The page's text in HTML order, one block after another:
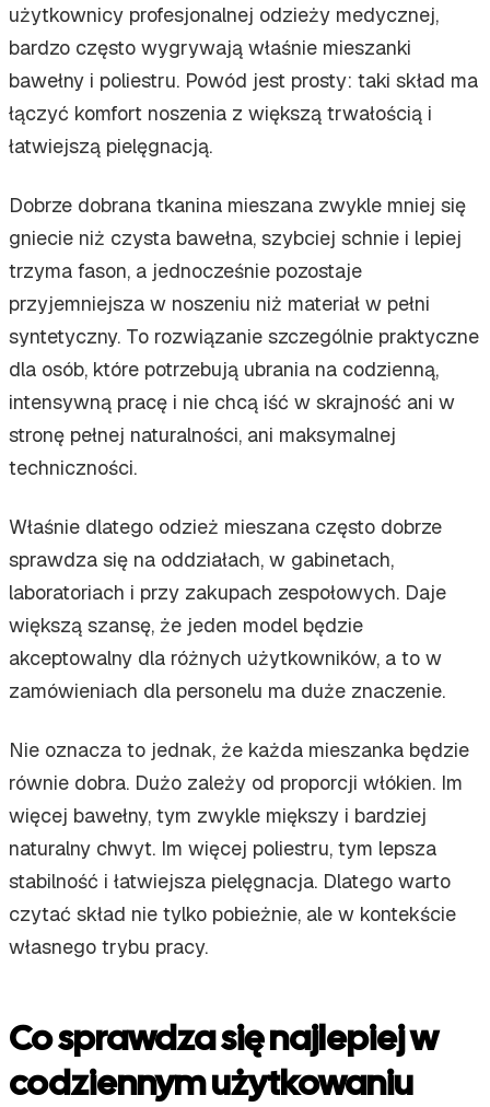
użytkownicy profesjonalnej odzieży medycznej,
bardzo często wygrywają właśnie mieszanki
bawełny i poliestru. Powód jest prosty: taki skład ma
łączyć komfort noszenia z większą trwałością i
łatwiejszą pielęgnacją.
Dobrze dobrana tkanina mieszana zwykle mniej się
gniecie niż czysta bawełna, szybciej schnie i lepiej
trzyma fason, a jednocześnie pozostaje
przyjemniejsza w noszeniu niż materiał w pełni
syntetyczny. To rozwiązanie szczególnie praktyczne
dla osób, które potrzebują ubrania na codzienną,
intensywną pracę i nie chcą iść w skrajność ani w
stronę pełnej naturalności, ani maksymalnej
techniczności.
Właśnie dlatego odzież mieszana często dobrze
sprawdza się na oddziałach, w gabinetach,
laboratoriach i przy zakupach zespołowych. Daje
większą szansę, że jeden model będzie
akceptowalny dla różnych użytkowników, a to w
zamówieniach dla personelu ma duże znaczenie.
Nie oznacza to jednak, że każda mieszanka będzie
równie dobra. Dużo zależy od proporcji włókien. Im
więcej bawełny, tym zwykle miększy i bardziej
naturalny chwyt. Im więcej poliestru, tym lepsza
stabilność i łatwiejsza pielęgnacja. Dlatego warto
czytać skład nie tylko pobieżnie, ale w kontekście
własnego trybu pracy.
Co sprawdza się najlepiej w
codziennym użytkowaniu